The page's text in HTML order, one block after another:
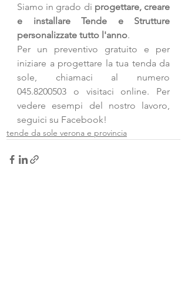
Siamo in grado di progettare, creare
e installare Tende e Strutture
personalizzate tutto l'anno.
Per un preventivo gratuito e per
iniziare a progettare la tua tenda da
sole, chiamaci al numero
045.8200503 o visitaci online. Per
vedere esempi del nostro lavoro,
seguici su Facebook!
tende da sole verona e provincia